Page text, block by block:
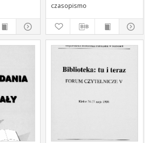
czasopismo